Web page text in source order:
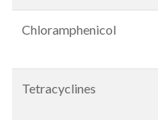
Chloramphenicol
Tetracyclines